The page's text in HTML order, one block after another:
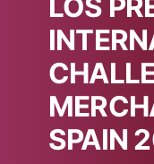
LOS
SPAIN